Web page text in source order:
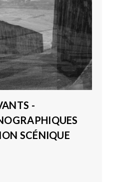
-
SCÉNIQUE